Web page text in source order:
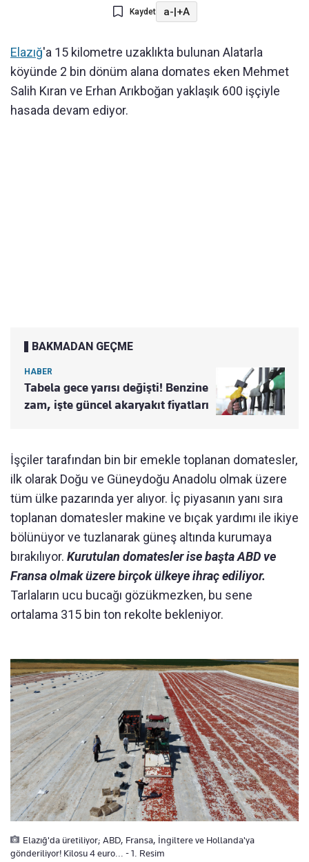
Kaydet a-|+A
Elazığ'a 15 kilometre uzaklıkta bulunan Alatarla
köyünde 2 bin dönüm alana domates eken Mehmet
Salih Kıran ve Erhan Arıkboğan yaklaşık 600 işçiyle
hasada devam ediyor.
BAKMADAN GEÇME
HABER
Tabela gece yarısı değişti! Benzine
zam, işte güncel akaryakıt fiyatları
İşçiler tarafından bin bir emekle toplanan domatesler,
ilk olarak Doğu ve Güneydoğu Anadolu olmak üzere
tüm ülke pazarında yer alıyor. İç piyasanın yanı sıra
toplanan domatesler makine ve bıçak yardımı ile ikiye
bölünüyor ve tuzlanarak güneş altında kurumaya
bırakılıyor. Kurutulan domatesler ise başta ABD ve
Fransa olmak üzere birçok ülkeye ihraç ediliyor.
Tarlaların ucu bucağı gözükmezken, bu sene
ortalama 315 bin ton rekolte bekleniyor.
Elazığ'da üretiliyor; ABD, Fransa, İngiltere ve Hollanda'ya
gönderiliyor! Kilosu 4 euro... - 1. Resim